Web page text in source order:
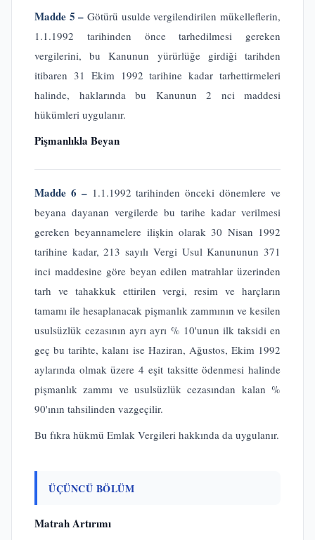
Madde 5 – Götürü usulde vergilendirilen mükelleflerin,
1.1.1992 tarihinden önce tarhedilmesi gereken
vergilerini, bu Kanunun yürürlüğe girdiği tarihden
itibaren 31 Ekim 1992 tarihine kadar tarhettirmeleri
halinde, haklarında bu Kanunun 2 nci maddesi
hükümleri uygulanır.
Pişmanlıkla Beyan
Madde 6 – 1.1.1992 tarihinden önceki dönemlere ve
beyana dayanan vergilerde bu tarihe kadar verilmesi
gereken beyannamelere ilişkin olarak 30 Nisan 1992
tarihine kadar, 213 sayılı Vergi Usul Kanununun 371
inci maddesine göre beyan edilen matrahlar üzerinden
tarh ve tahakkuk ettirilen vergi, resim ve harçların
tamamı ile hesaplanacak pişmanlık zammının ve kesilen
usulsüzlük cezasının ayrı ayrı % 10'unun ilk taksidi en
geç bu tarihte, kalanı ise Haziran, Ağustos, Ekim 1992
aylarında olmak üzere 4 eşit taksitte ödenmesi halinde
pişmanlık zammı ve usulsüzlük cezasından kalan %
90'ının tahsilinden vazgeçilir.
Bu fıkra hükmü Emlak Vergileri hakkında da uygulanır.
ÜÇÜNCÜ BÖLÜM
Matrah Artırımı